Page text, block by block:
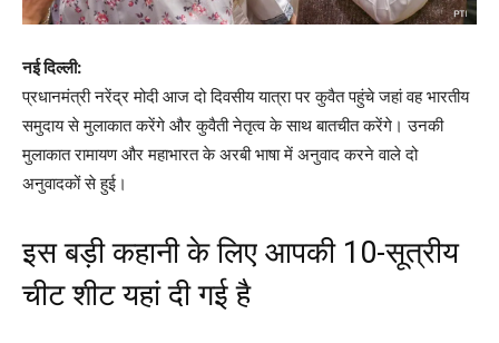
नई दिल्ली:
प्रधानमंत्री नरेंद्र मोदी आज दो दिवसीय यात्रा पर कुवैत पहुंचे जहां वह भारतीय
समुदाय से मुलाकात करेंगे और कुवैती नेतृत्व के साथ बातचीत करेंगे। उनकी
मुलाकात रामायण और महाभारत के अरबी भाषा में अनुवाद करने वाले दो
अनुवादकों से हुई।
इस बड़ी कहानी के लिए आपकी 10-सूत्रीय
चीट शीट यहां दी गई है